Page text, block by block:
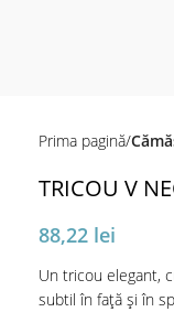
Prima pagină
TRICOU V
88,22 lei
Un tricou elegant,
subtil în față și în